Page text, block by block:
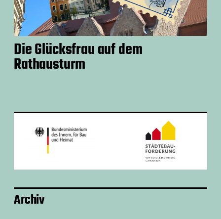
Die Glücksfrau auf dem
Rathausturm
Archiv